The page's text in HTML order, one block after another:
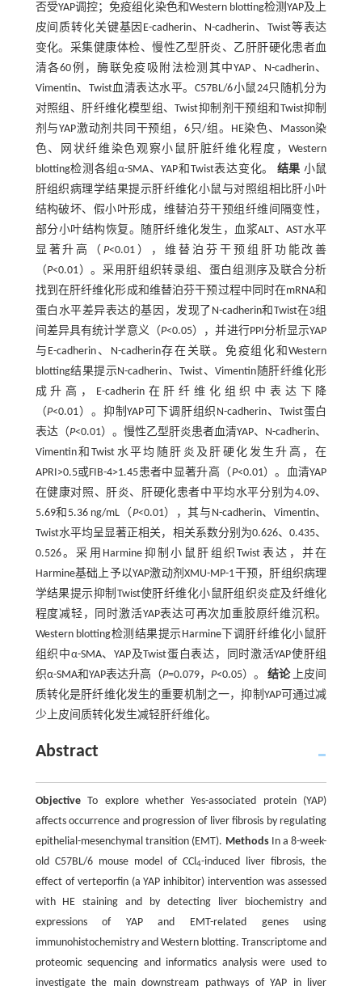
否受YAP调控；免疫组化染色和Western blotting检测YAP及上
皮间质转化关键基因E-cadherin、N-cadherin、Twist等表达
变化。采集健康体检、慢性乙型肝炎、乙肝肝硬化患者血
清各60例，酶联免疫吸附法检测其中YAP、N-cadherin、
Vimentin、Twist血清表达水平。C57BL/6小鼠24只随机分为
对照组、肝纤维化模型组、Twist抑制剂干预组和Twist抑制
剂与YAP激动剂共同干预组，6只/组。HE染色、Masson染
色、网状纤维染色观察小鼠肝脏纤维化程度，Western
blotting检测各组α-SMA、YAP和Twist表达变化。 结果 小鼠
肝组织病理学结果提示肝纤维化小鼠与对照组相比肝小叶
结构破坏、假小叶形成，维替泊芬干预组纤维间隔变性，
部分小叶结构恢复。随肝纤维化发生，血浆ALT、AST水平
显著升高（P<0.01），维替泊芬干预组肝功能改善
（P<0.01）。采用肝组织转录组、蛋白组测序及联合分析
找到在肝纤维化形成和维替泊芬干预过程中同时在mRNA和
蛋白水平差异表达的基因，发现了N-cadherin和Twist在3组
间差异具有统计学意义（P<0.05），并进行PPI分析显示YAP
与E-cadherin、N-cadherin存在关联。免疫组化和Western
blotting结果提示N-cadherin、Twist、Vimentin随肝纤维化形
成升高，E-cadherin在肝纤维化组织中表达下降
（P<0.01）。抑制YAP可下调肝组织N-cadherin、Twist蛋白
表达（P<0.01）。慢性乙型肝炎患者血清YAP、N-cadherin、
Vimentin和Twist水平均随肝炎及肝硬化发生升高，在
APRI>0.5或FIB-4>1.45患者中显著升高（P<0.01）。血清YAP
在健康对照、肝炎、肝硬化患者中平均水平分别为4.09、
5.69和5.36 ng/mL（P<0.01），其与N-cadherin、Vimentin、
Twist水平均呈显著正相关，相关系数分别为0.626、0.435、
0.526。采用Harmine抑制小鼠肝组织Twist表达，并在
Harmine基础上予以YAP激动剂XMU-MP-1干预，肝组织病理
学结果提示抑制Twist使肝纤维化小鼠肝组织炎症及纤维化
程度减轻，同时激活YAP表达可再次加重胶原纤维沉积。
Western blotting检测结果提示Harmine下调肝纤维化小鼠肝
组织中α-SMA、YAP及Twist蛋白表达，同时激活YAP使肝组
织α-SMA和YAP表达升高（P=0.079，P<0.05）。结论上皮间
质转化是肝纤维化发生的重要机制之一，抑制YAP可通过减
少上皮间质转化发生减轻肝纤维化。
Abstract
ObjectiveTo explore whether Yes-associated protein (YAP)
affects occurrence and progression of liver fibrosis by regulating
epithelial-mesenchymal transition (EMT). MethodsIn a 8-week-
old C57BL/6 mouse model of CCl4-induced liver fibrosis, the
effect of verteporfin (a YAP inhibitor) intervention was assessed
with HE staining and by detecting liver biochemistry and
expressions of YAP and EMT-related genes using
immunohistochemistry and Western blotting. Transcriptome and
proteomic sequencing and informatics analysis were used to
investigate the main downstream pathways of YAP in liver